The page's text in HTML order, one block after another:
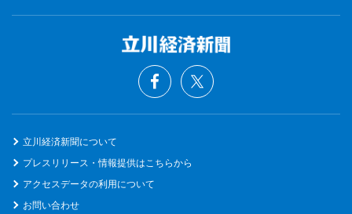
立川経済新聞について
プレスリリース・情報提供はこちらから
アクセスデータの利用について
お問い合わせ